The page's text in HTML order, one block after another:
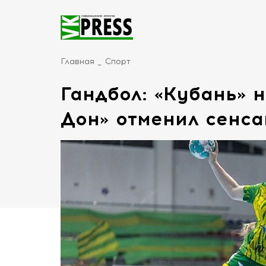
Главная Спорт
Гандбол: «Кубань»
Дон» отменил